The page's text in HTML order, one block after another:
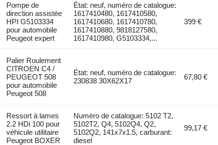
Pompe de
direction assistée
HPI G5103334
pour automobile
Peugeot expert
État: neuf, numéro de catalogue:
1617410480, 1617410580,
1617410680, 1617410780,
1617410880, 9818127580,
1617410980, G5103334,...
399 €
Palier Roulement
CITROEN C4 /
PEUGEOT 508
pour automobile
Peugeot 508
État: neuf, numéro de catalogue:
230838 30X62X17
67,80 €
Ressort à lames
2.2 HDi 100 pour
véhicule utilitaire
Peugeot BOXER
Numéro de catalogue: 5102 T2,
5102T2, Q4, 5102Q4, Q2,
5102Q2, 141x7x1.5, carburant:
diesel
99,17 €